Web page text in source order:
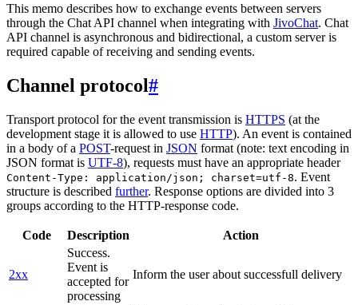
This memo describes how to exchange events between servers
through the Chat API channel when integrating with JivoChat. Chat
API channel is asynchronous and bidirectional, a custom server is
required capable of receiving and sending events.
Channel protocol#
Transport protocol for the event transmission is HTTPS (at the
development stage it is allowed to use HTTP). An event is contained
in a body of a POST-request in JSON format (note: text encoding in
JSON format is UTF-8), requests must have an appropriate header
Content-Type: application/json; charset=utf-8. Event
structure is described further. Response options are divided into 3
groups according to the HTTP-response code.
Code Description Action
2xx
Success.
Event is
accepted for
processing
Inform the user about successfull delivery